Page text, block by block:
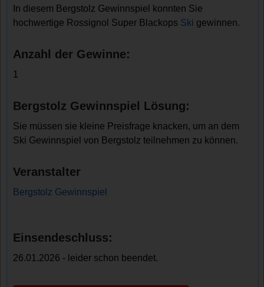
In diesem Bergstolz Gewinnspiel konnten Sie
hochwertige Rossignol Super Blackops Ski gewinnen.
Anzahl der Gewinne:
1
Bergstolz Gewinnspiel Lösung:
Sie müssen sie kleine Preisfrage knacken, um an dem
Ski Gewinnspiel von Bergstolz teilnehmen zu können.
Veranstalter
Bergstolz Gewinnspiel
Einsendeschluss:
26.01.2026 - leider schon beendet.